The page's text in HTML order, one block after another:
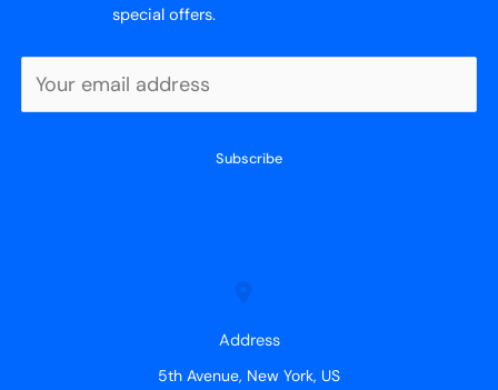
special offers.
Subscribe
Address
5th Avenue, New York, US